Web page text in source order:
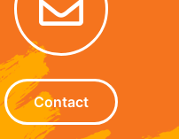
Contact